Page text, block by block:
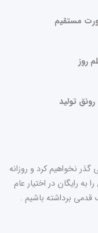
مستقیم
روز
تولید
گذر نخواهیم کرد و روزانه
رایگان در اختیار عام
قدمی برداشته باشیم .